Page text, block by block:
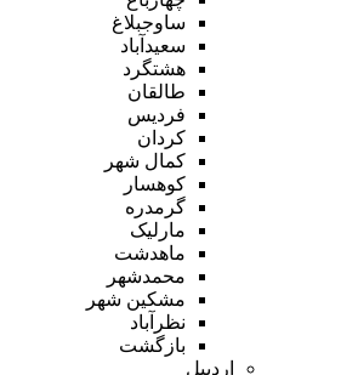
ساوجبلاغ
سعیدآباد
هشتگرد
طالقان
فردیس
کردان
کمال شهر
کوهسار
گرمدره
مارلیک
ماهدشت
محمدشهر
مشکین شهر
نظرآباد
بازگشت
اردبیل